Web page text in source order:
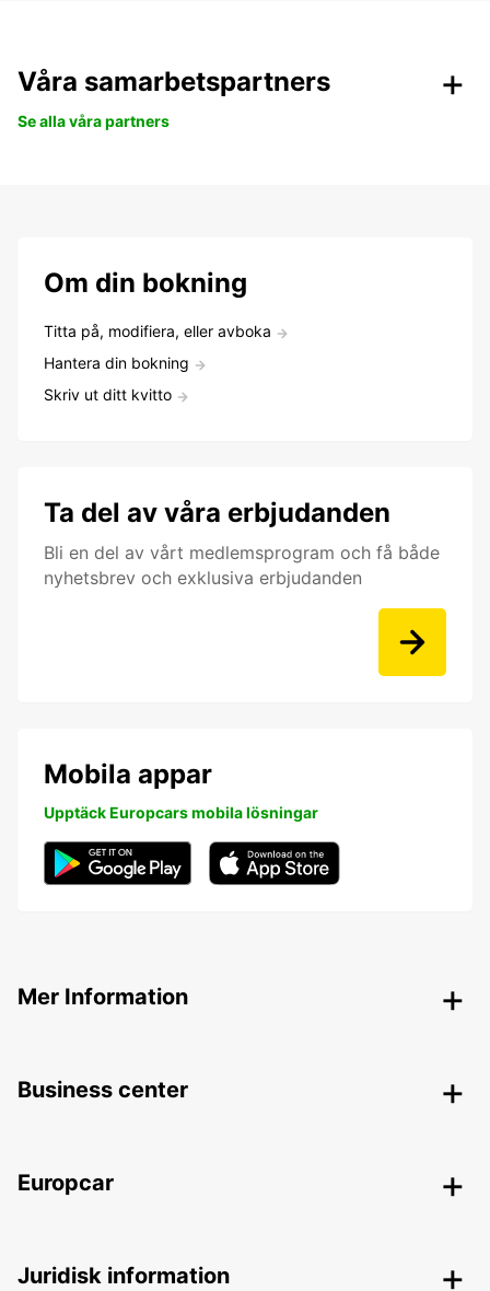
Våra samarbetspartners
Se alla våra partners
Om din bokning
Titta på, modifiera, eller avboka
Hantera din bokning
Skriv ut ditt kvitto
Ta del av våra erbjudanden
Bli en del av vårt medlemsprogram och få både
nyhetsbrev och exklusiva erbjudanden
Mobila appar
Upptäck Europcars mobila lösningar
Mer Information
Business center
Europcar
Juridisk information